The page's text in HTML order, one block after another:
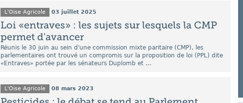
L'Oise Agricole 03 juillet 2025
Loi «entraves» : les sujets sur lesquels la CMP
permet d'avancer
Réunis le 30 juin au sein d'une commission mixte paritaire (CMP), les
parlementaires ont trouvé un compromis sur la proposition de loi (PPL) dite
«Entraves» portée par les sénateurs Duplomb et ...
L'Oise Agricole 08 mars 2023